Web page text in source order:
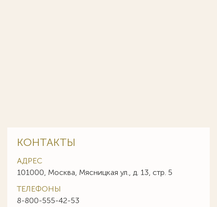
КОНТАКТЫ
АДРЕС
101000, Москва, Мясницкая ул., д. 13, стр. 5
ТЕЛЕФОНЫ
8-800-555-42-53